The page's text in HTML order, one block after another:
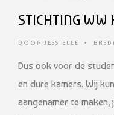
STICHTING WW
DOOR JESSIELLE •
Dus ook voor de
en dure kamers. Wij
aangenamer te